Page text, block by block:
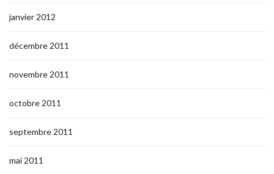
janvier 2012
décembre 2011
novembre 2011
octobre 2011
septembre 2011
mai 2011